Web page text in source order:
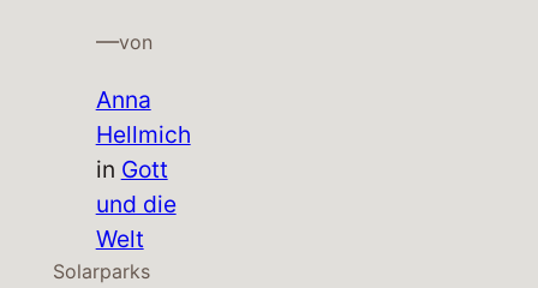
—von
Anna
Hellmich
in Gott
und die
Welt
Solarparks